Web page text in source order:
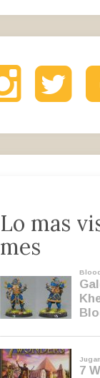
Instagram Twitter
Lo mas
mes